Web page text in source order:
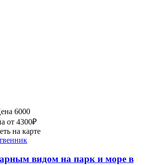
6000
от 4300₽
на карте
видом на парк и море в